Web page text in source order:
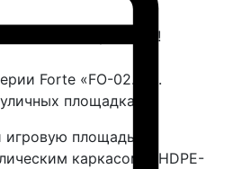
отправлено!
Forte «FO-02.01».
площадках.
игровую площадь,
каркасом с HDPE-